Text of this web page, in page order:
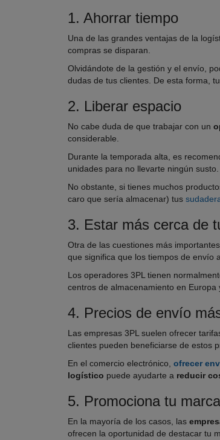
1. Ahorrar tiempo
Una de las grandes ventajas de la
compras se disparan.
Olvidándote de la gestión y el envío,
dudas de tus clientes. De esta forma,
2. Liberar espacio
No cabe duda de que trabajar con un
considerable.
Durante la temporada alta, es
unidades para no llevarte ningún susto.
No obstante, si tienes muchos
caro que sería almacenar) tus
3. Estar más cerca de
Otra de las cuestiones más
que significa que los tiempos de envío
Los operadores 3PL tienen
centros de almacenamiento en Europa
4. Precios de envío
Las empresas 3PL suelen ofrecer
clientes pueden beneficiarse de estos
En el comercio electrónico, ofrecer
logístico puede ayudarte a reducir
5. Promociona tu marca
En la mayoría de los casos, las
ofrecen la oportunidad de destacar tu